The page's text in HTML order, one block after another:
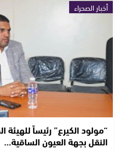
أخبار الصحراء
“مولود الكيرع” رئيساً
النقل بجهة العيون الساقية…